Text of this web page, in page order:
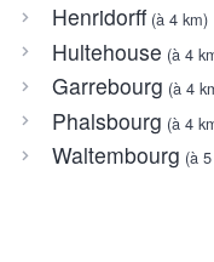
Henridorff(à 4 km)
Hultehouse (à 4
Garrebourg (à 4
Phalsbourg (à 4
Waltembourg (à